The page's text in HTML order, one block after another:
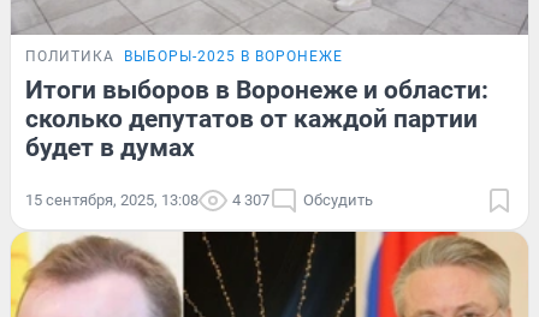
ПОЛИТИКА ВЫБОРЫ-2025 В ВОРОНЕЖЕ
Итоги выборов в Воронеже и области:
сколько депутатов от каждой партии
будет в думах
15 сентября, 2025, 13:08 4 307 Обсудить